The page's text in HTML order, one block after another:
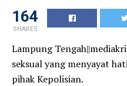
164
SHARES
Lampung
seksual yang menyayat
pihak Kepolisian.